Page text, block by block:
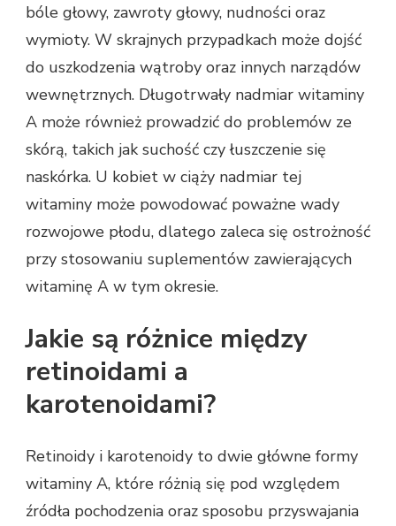
bóle głowy, zawroty głowy, nudności oraz
wymioty. W skrajnych przypadkach może dojść
do uszkodzenia wątroby oraz innych narządów
wewnętrznych. Długotrwały nadmiar witaminy
A może również prowadzić do problemów ze
skórą, takich jak suchość czy łuszczenie się
naskórka. U kobiet w ciąży nadmiar tej
witaminy może powodować poważne wady
rozwojowe płodu, dlatego zaleca się ostrożność
przy stosowaniu suplementów zawierających
witaminę A w tym okresie.
Jakie są różnice między
retinoidami a
karotenoidami?
Retinoidy i karotenoidy to dwie główne formy
witaminy A, które różnią się pod względem
źródła pochodzenia oraz sposobu przyswajania